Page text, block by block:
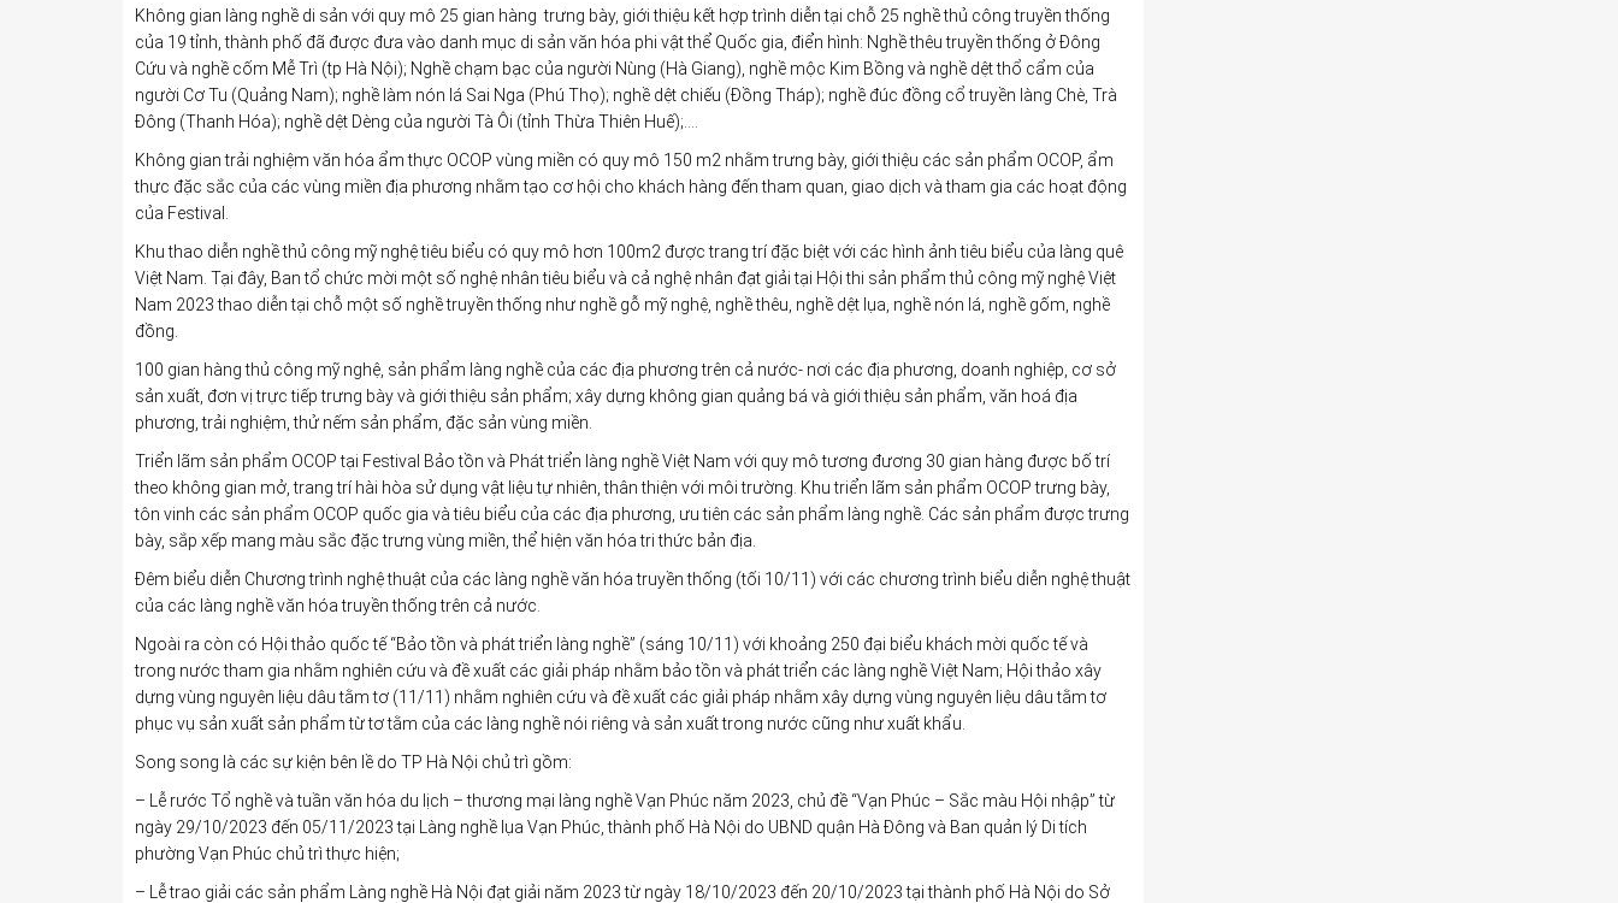
Không gian làng nghề di sản với quy mô 25 gian hàng trưng bày, giới thiệu kết hợp trình diễn tại chỗ 25 nghề thủ công truyền thống
của 19 tỉnh, thành phố đã được đưa vào danh mục di sản văn hóa phi vật thể Quốc gia, điển hình: Nghề thêu truyền thống ở Đông
Cứu và nghề cốm Mễ Trì (tp Hà Nội); Nghề chạm bạc của người Nùng (Hà Giang), nghề mộc Kim Bồng và nghề dệt thổ cẩm của
người Cơ Tu (Quảng Nam); nghề làm nón lá Sai Nga (Phú Thọ); nghề dệt chiếu (Đồng Tháp); nghề đúc đồng cổ truyền làng Chè, Trà
Đông (Thanh Hóa); nghề dệt Dèng của người Tà Ôi (tỉnh Thừa Thiên Huế);….
Không gian trải nghiệm văn hóa ẩm thực OCOP vùng miền có quy mô 150 m2 nhằm trưng bày, giới thiệu các sản phẩm OCOP, ẩm
thực đặc sắc của các vùng miền địa phương nhằm tạo cơ hội cho khách hàng đến tham quan, giao dịch và tham gia các hoạt động
của Festival.
Khu thao diễn nghề thủ công mỹ nghệ tiêu biểu có quy mô hơn 100m2 được trang trí đặc biệt với các hình ảnh tiêu biểu của làng quê
Việt Nam. Tại đây, Ban tổ chức mời một số nghệ nhân tiêu biểu và cả nghệ nhân đạt giải tại Hội thi sản phẩm thủ công mỹ nghệ Việt
Nam 2023 thao diễn tại chỗ một số nghề truyền thống như nghề gỗ mỹ nghệ, nghề thêu, nghề dệt lụa, nghề nón lá, nghề gốm, nghề
đồng.
100 gian hàng thủ công mỹ nghệ, sản phẩm làng nghề của các địa phương trên cả nước- nơi các địa phương, doanh nghiệp, cơ sở
sản xuất, đơn vị trực tiếp trưng bày và giới thiệu sản phẩm; xây dựng không gian quảng bá và giới thiệu sản phẩm, văn hoá địa
phương, trải nghiệm, thử nếm sản phẩm, đặc sản vùng miền.
Triển lãm sản phẩm OCOP tại Festival Bảo tồn và Phát triển làng nghề Việt Nam với quy mô tương đương 30 gian hàng được bố trí
theo không gian mở, trang trí hài hòa sử dụng vật liệu tự nhiên, thân thiện với môi trường. Khu triển lãm sản phẩm OCOP trưng bày,
tôn vinh các sản phẩm OCOP quốc gia và tiêu biểu của các địa phương, ưu tiên các sản phẩm làng nghề. Các sản phẩm được trưng
bày, sắp xếp mang màu sắc đặc trưng vùng miền, thể hiện văn hóa tri thức bản địa.
Đêm biểu diễn Chương trình nghệ thuật của các làng nghề văn hóa truyền thống (tối 10/11) với các chương trình biểu diễn nghệ thuật
của các làng nghề văn hóa truyền thống trên cả nước.
Ngoài ra còn có Hội thảo quốc tế “Bảo tồn và phát triển làng nghề” (sáng 10/11) với khoảng 250 đại biểu khách mời quốc tế và
trong nước tham gia nhằm nghiên cứu và đề xuất các giải pháp nhằm bảo tồn và phát triển các làng nghề Việt Nam; Hội thảo xây
dựng vùng nguyên liệu dâu tằm tơ (11/11) nhằm nghiên cứu và đề xuất các giải pháp nhằm xây dựng vùng nguyên liệu dâu tằm tơ
phục vụ sản xuất sản phẩm từ tơ tằm của các làng nghề nói riêng và sản xuất trong nước cũng như xuất khẩu.
Song song là các sự kiện bên lề do TP Hà Nội chủ trì gồm:
– Lễ rước Tổ nghề và tuần văn hóa du lịch – thương mại làng nghề Vạn Phúc năm 2023, chủ đề “Vạn Phúc – Sắc màu Hội nhập” từ
ngày 29/10/2023 đến 05/11/2023 tại Làng nghề lụa Vạn Phúc, thành phố Hà Nội do UBND quận Hà Đông và Ban quản lý Di tích
phường Vạn Phúc chủ trì thực hiện;
– Lễ trao giải các sản phẩm Làng nghề Hà Nội đạt giải năm 2023 từ ngày 18/10/2023 đến 20/10/2023 tại thành phố Hà Nội do Sở